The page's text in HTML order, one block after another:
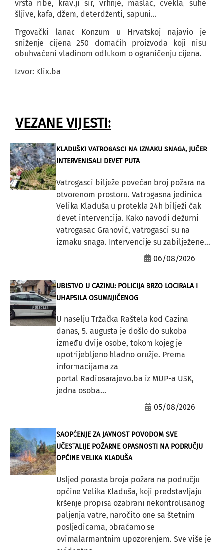
vrsta ribe, kravlji sir, vrhnje, maslac, cvekla, suhe
šljive, kafa, džem, deterdženti, sapuni…
Trgovački lanac Konzum u Hrvatskoj najavio je
sniženje cijena 250 domaćih proizvoda koji nisu
obuhvaćeni vladinom odlukom o ograničenju cijena.
Izvor: Klix.ba
VEZANE VIJESTI:
KLADUŠKI VATROGASCI NA IZMAKU SNAGA, JUČER
INTERVENISALI DEVET PUTA
Vatrogasci bilježe povećan broj požara na
otvorenom prostoru. Vatrogasna jedinica
Velika Kladuša u protekla 24h bilježi čak
devet intervencija. Kako navodi dežurni
vatrogasac Grahović, vatrogasci su na
izmaku snaga. Intervencije su zabilježene...
06/08/2026
UBISTVO U CAZINU: POLICIJA BRZO LOCIRALA I
UHAPSILA OSUMNJIČENOG
U naselju Tržačka Raštela kod Cazina
danas, 5. augusta je došlo do sukoba
između dvije osobe, tokom kojeg je
upotrijebljeno hladno oružje. Prema
informacijama za
portal Radiosarajevo.ba iz MUP-a USK,
jedna osoba...
05/08/2026
SAOPĆENJE ZA JAVNOST POVODOM SVE
UČESTALIJE POŽARNE OPASNOSTI NA PODRUČJU
OPĆINE VELIKA KLADUŠA
Usljed porasta broja požara na području
općine Velika Kladuša, koji predstavljaju
kršenje propisa ozabrani nekontrolisanog
paljenja vatre, naročito one sa štetnim
posljedicama, obraćamo se
ovimalarmantnim upozorenjem. Sve više je